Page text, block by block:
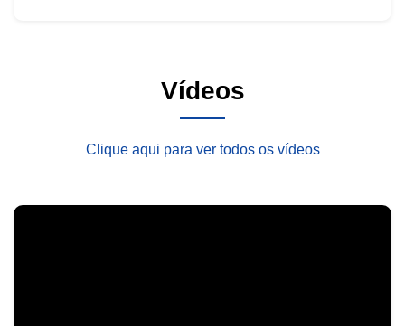
Vídeos
Clique aqui para ver todos os vídeos